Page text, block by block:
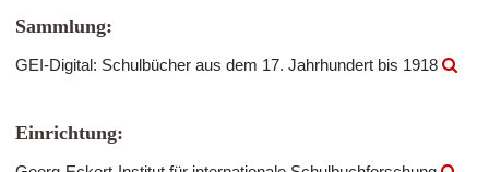
Sammlung:
GEI-Digital: Schulbücher aus dem 17. Jahrhundert bis 1918
Einrichtung: